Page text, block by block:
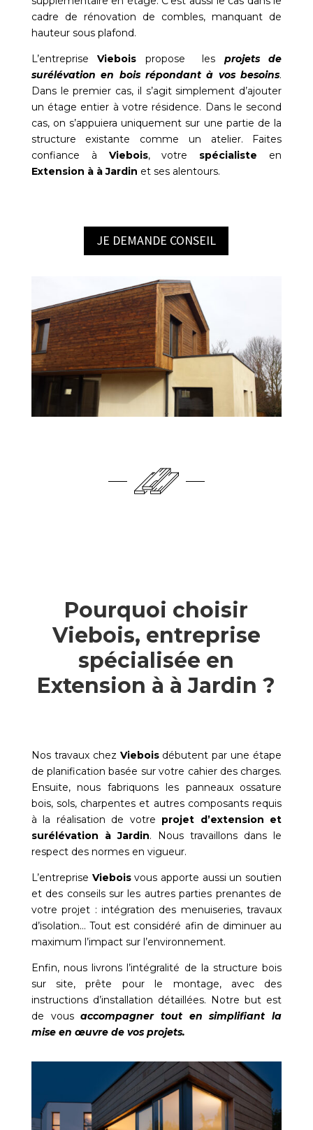
cadre de rénovation de combles, manquant de
hauteur sous plafond.
L’entrepriseViebois propose les projets de
surélévation en bois répondant à vos besoins.
Dans le premier cas, il s’agit simplement d’ajouter
un étage entier à votre résidence. Dans le second
cas, on s’appuiera uniquement sur une partie de la
structure existante comme un atelier. Faites
confiance à Viebois, votre spécialiste en
Extension à à Jardin et ses alentours.
JE DEMANDE CONSEIL
Pourquoi choisir
Viebois, entreprise
spécialisée en
Extension à à Jardin ?
Nos travaux chez Vieboisdébutent par une étape
de planification basée sur votre cahier des charges.
Ensuite, nous fabriquons les panneaux ossature
bois, sols, charpentes et autres composants requis
à la réalisation de votre projet d’extension et
surélévation à Jardin. Nous travaillons dans le
respect des normes en vigueur.
L’entreprise Vieboisvous apporte aussi un soutien
et des conseils sur les autres parties prenantes de
votre projet : intégration des menuiseries, travaux
d’isolation… Tout est considéré afin de diminuer au
maximum l’impact sur l’environnement.
Enfin, nous livrons l’intégralité de la structure bois
sur site, prête pour le montage, avec des
instructions d’installation détaillées. Notre but est
de vousaccompagner tout en simplifiant la
mise en œuvre de vos projets.